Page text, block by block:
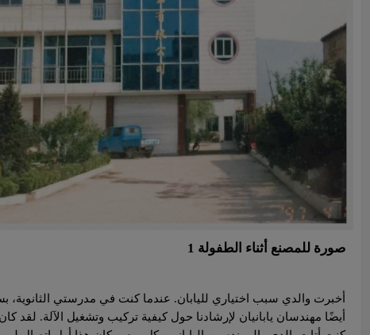
صورة للمصنع أثناء الطفولة 1
أخبرت والدي سبب اختياري لليابان. عندما كنت في مدرستي
أيضًا مهندسان يابانيان لإرشادنا حول كيفية تركيب وتشغيل الآلة.